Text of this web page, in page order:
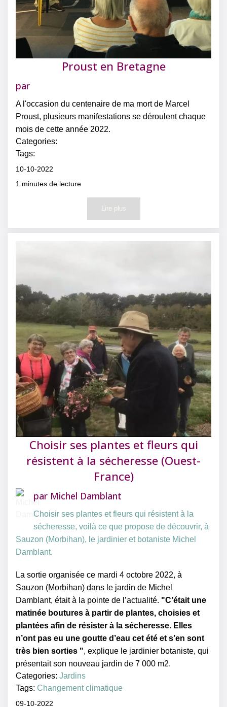
Proust en Bretagne
par
A l'occasion du centenaire de ma mort de Marcel
Proust, plusieurs manifestations se déroulent chaque
mois de cette année 2022.
Categories:
Tags:
10-10-2022
1 minutes de lecture
Lire plus
Choisir ses plantes et fleurs qui
résistent à la sécheresse (Ouest-
France)
par Michel Damblant
Choisir ses plantes et fleurs qui résistent à la
sécheresse, voilà ce que propose de découvrir, à
Sauzon (Morbihan), le jardinier et botaniste Michel
Damblant.
La sortie organisée ce mardi 4 octobre 2022, à
Sauzon (Morbihan) dans le jardin de Michel
Damblant, était à la pointe de l’actualité. "C’était une
matinée boutures à partir de plantes, choisies et
plantées afin de résister à la sécheresse. Elles
n’ont pas eu une goutte d’eau cet été et s’en sont
très bien sorties ", explique le jardinier botaniste, qui
présentait son nouveau jardin de 7 000 m2.
Categories:Jardins
Tags:Changement climatique
09-10-2022